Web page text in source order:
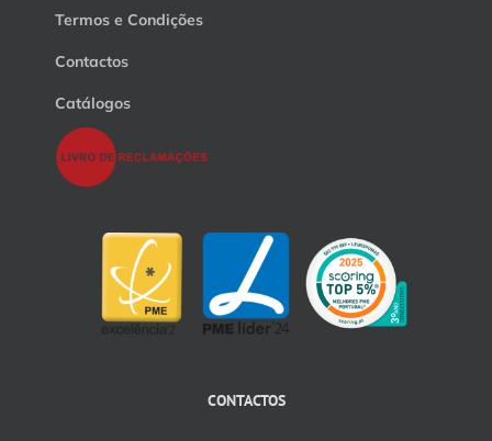
Termos e Condições
Contactos
Catálogos
CONTACTOS